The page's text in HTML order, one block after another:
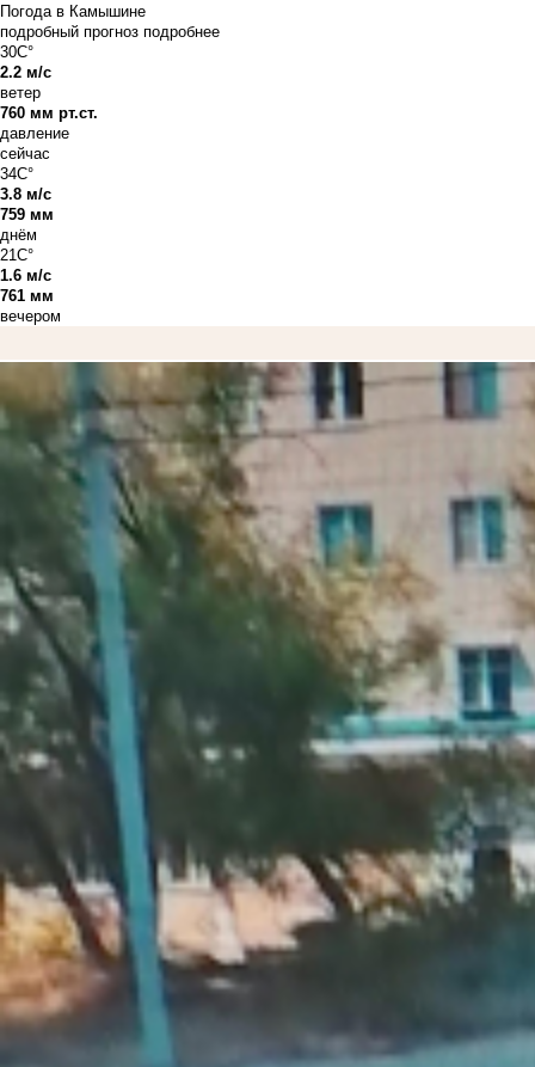
Погода в Камышине
подробный прогноз подробнее
30C°
2.2 м/с
ветер
760 мм рт.ст.
давление
сейчас
34C°
3.8 м/с
759 мм
днём
21C°
1.6 м/с
761 мм
вечером